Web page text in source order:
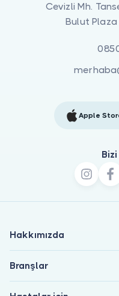
Cevizli Mh.
Bulut
Apple
Hakkımızda
Branşlar